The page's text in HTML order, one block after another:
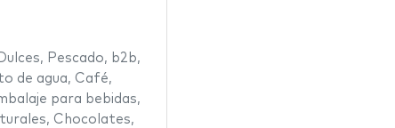
, Pescado, b2b,
de agua, Café,
para bebidas,
, Chocolates,